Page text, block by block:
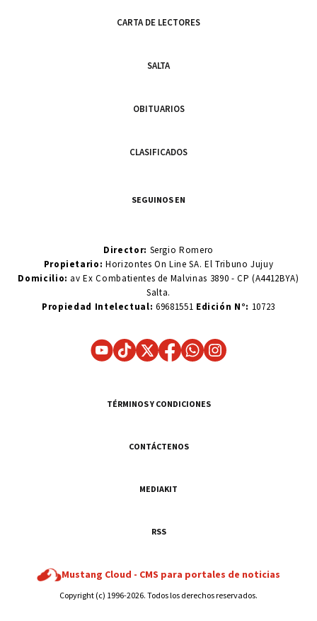
CARTA DE LECTORES
SALTA
OBITUARIOS
CLASIFICADOS
SEGUINOS EN
Director: Sergio Romero
Propietario:Horizontes On Line SA. El Tribuno Jujuy
Domicilio: av Ex Combatientes de Malvinas 3890 - CP (A4412BYA)
Salta.
Propiedad Intelectual: 69681551 Edición N°: 10723
TÉRMINOS Y CONDICIONES
CONTÁCTENOS
MEDIAKIT
RSS
Mustang Cloud - CMS para portales de noticias
Copyright (c) 1996-2026. Todos los derechos reservados.